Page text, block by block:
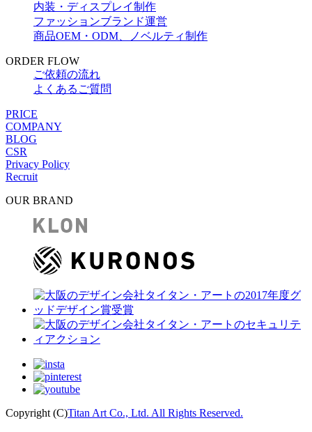
内装・ディスプレイ制作
ファッションブランド運営
商品OEM・ODM、ノベルティ制作
ORDER FLOW
ご依頼の流れ
よくあるご質問
PRICE
COMPANY
BLOG
CSR
Privacy Policy
Recruit
OUR BRAND
Copyright (C)Titan Art Co., Ltd. All Rights Reserved.